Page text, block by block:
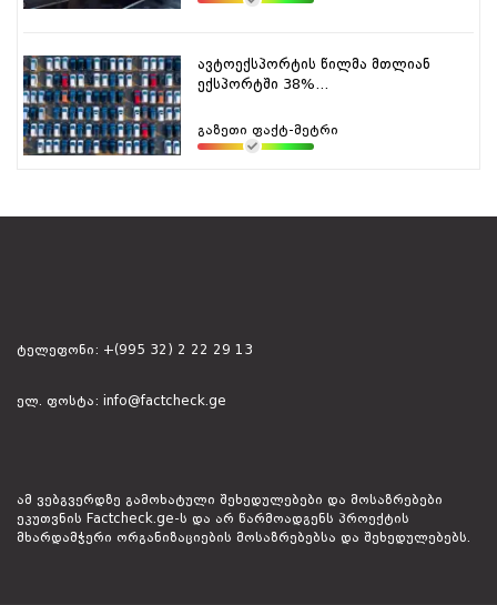
ავტოექსპორტის წილმა მთლიან
ექსპორტში 38%...
გაზეთი ფაქტ-მეტრი
ტელეფონი: +(995 32) 2 22 29 13
ელ. ფოსტა: info@factcheck.ge
ამ ვებგვერდზე გამოხატული შეხედულებები და მოსაზრებები
ეკუთვნის Factcheck.ge-ს და არ წარმოადგენს პროექტის
მხარდამჭერი ორგანიზაციების მოსაზრებებსა და შეხედულებებს.